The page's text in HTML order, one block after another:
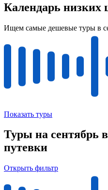
Календарь низких
Ищем самые дешевые туры в
Показать туры
Туры на сентябрь
путевки
Открыть фильтр